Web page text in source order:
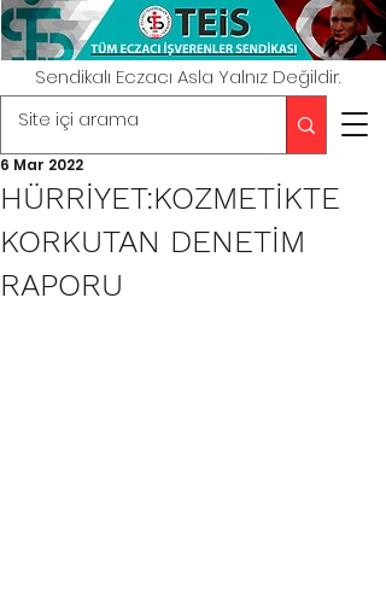
Sendikalı Eczacı Asla Yalnız Değildir.
HÜRRİYET:KOZMETİKTE
KORKUTAN DENETİM
RAPORU
6 Mar 2022